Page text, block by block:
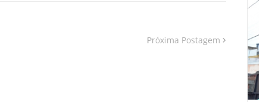
Próxima Postagem